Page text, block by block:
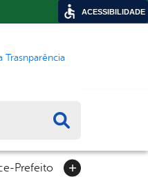
Trasnparência
Prefeito
ACESSIBILIDADE